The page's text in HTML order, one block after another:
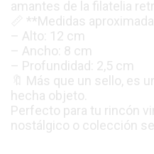
amantes de la filatelia
📏 **Medidas
– Alto: 12 cm
– Ancho: 8 cm
– Profundidad: 2,5 cm
🔖 Más que un sello, es
hecha objeto.
Perfecto para tu rincón
nostálgico o colección